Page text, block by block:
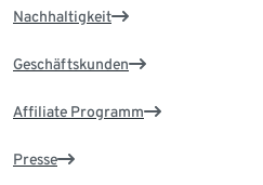
Nachhaltigkeit
Geschäftskunden
Affiliate Programm
Presse